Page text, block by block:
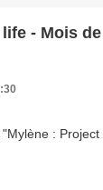
- Mois